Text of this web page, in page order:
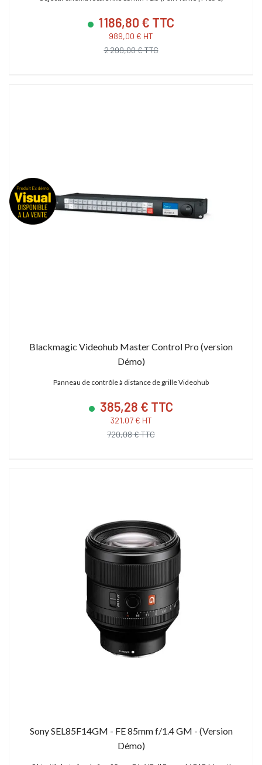
1 186,80 € TTC
989,00 € HT
2 299,00 € TTC
Blackmagic Videohub Master Control Pro (version
Démo)
Panneau de contrôle à distance de grille Videohub
385,28 € TTC
321,07 € HT
720,08 € TTC
Sony SEL85F14GM - FE 85mm f/1.4 GM - (Version
Démo)